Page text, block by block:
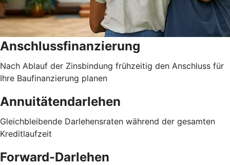
Anschlussfinanzierung
Nach Ablauf der Zinsbindung frühzeitig den Anschluss für
Ihre Baufinanzierung planen
Annuitätendarlehen
Gleichbleibende Darlehensraten während der gesamten
Kreditlaufzeit
Forward-Darlehen